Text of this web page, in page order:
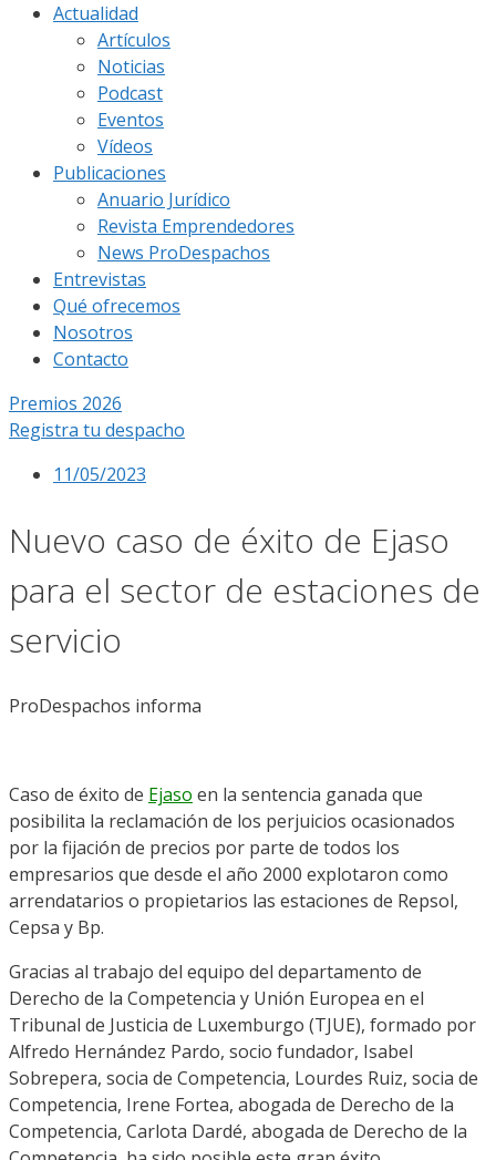
Actualidad
Artículos
Noticias
Podcast
Eventos
Vídeos
Publicaciones
Anuario Jurídico
Revista Emprendedores
News ProDespachos
Entrevistas
Qué ofrecemos
Nosotros
Contacto
Premios 2026
Registra tu despacho
11/05/2023
Nuevo caso de éxito de Ejaso
para el sector de estaciones de
servicio
ProDespachos informa
Caso de éxito de Ejaso en la sentencia ganada que
posibilita la reclamación de los perjuicios ocasionados
por la fijación de precios por parte de todos los
empresarios que desde el año 2000 explotaron como
arrendatarios o propietarios las estaciones de Repsol,
Cepsa y Bp.
Gracias al trabajo del equipo del departamento de
Derecho de la Competencia y Unión Europea en el
Tribunal de Justicia de Luxemburgo (TJUE), formado por
Alfredo Hernández Pardo, socio fundador, Isabel
Sobrepera, socia de Competencia, Lourdes Ruiz, socia de
Competencia, Irene Fortea, abogada de Derecho de la
Competencia, Carlota Dardé, abogada de Derecho de la